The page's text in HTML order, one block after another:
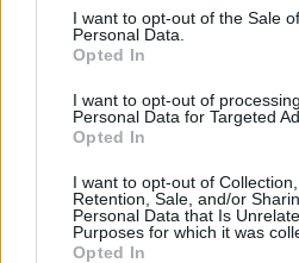
consent section.
I want to opt-out of the Sale
Personal Data.
Opted In
I want to opt-out of
Personal Data for Targeted
Opted In
I want to opt-out of Collection,
Retention, Sale, and/or
Personal Data that Is
Purposes for which it was
Opted In
γερμανική Commerzbank
Η ιταλική τράπεζα κατέχει
γερμανική κυβέρνηση έχει
για τη συγκεκριμένη συμφωνία